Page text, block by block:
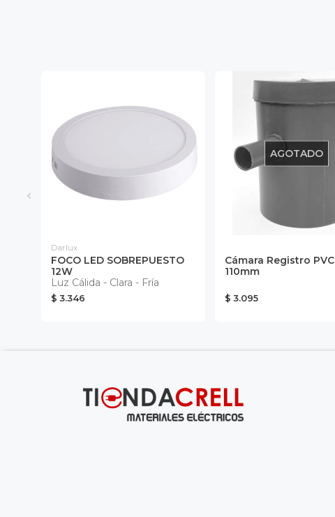
Darlux
FOCO LED SOBREPUESTO
12W
Luz Cálida - Clara - Fría
$ 3.346
AGOTADO
Cámara Registro PVC
110mm
$ 3.095